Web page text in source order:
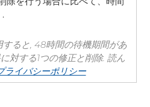
ると, 48時間の待機期間があ
対する1つの修正と削除. 読ん
ライバシーポリシー